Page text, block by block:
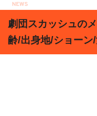
NEWS
劇団スカッシュの
齢/出身地/ショー